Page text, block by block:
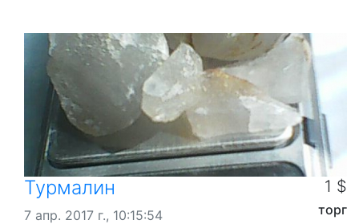
Турмалин
7 апр. 2017 г., 10:15:54
1 $
торг